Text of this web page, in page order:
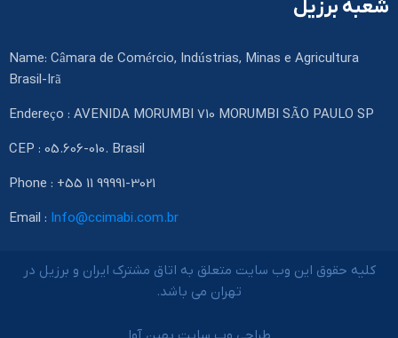
شعبه برزیل
Name: Câmara de Comércio, Indústrias, Minas e Agricultura
Brasil-Irã
Endereço : AVENIDA MORUMBI 710 MORUMBI SÃO PAULO SP
CEP : 05.606-010. Brasil
Phone : +55 11 99991-3021
Email : Info@ccimabi.com.br
کلیه حقوق این وب سایت متعلق به اتاق مشترک ایران و برزیل در
تهران می باشد.